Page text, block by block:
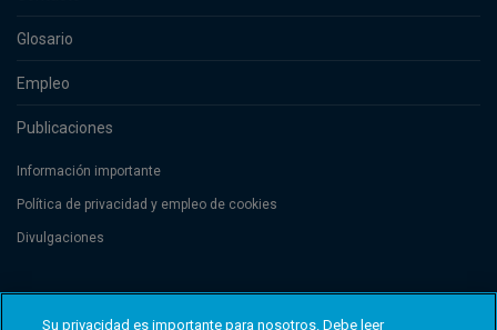
Glosario
Empleo
Publicaciones
Información importante
Política de privacidad y empleo de cookies
Divulgaciones
de Commerce et des Sociétés (Luxembourg), No. B 110242 and/or
Su privacidad es importante para nosotros. Debe leer